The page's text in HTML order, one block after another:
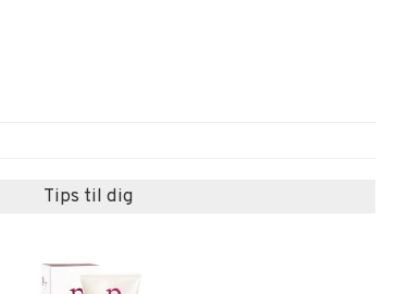
Tips til dig